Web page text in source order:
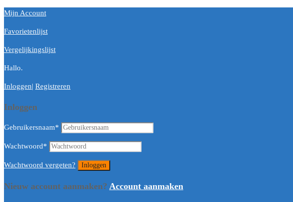
Mijn Account
Favorietenlijst
Vergelijkingslijst
Hallo.
Inloggen| Registreren
Inloggen
Gebruikersnaam*
Wachtwoord*
Wachtwoord vergeten?
Nieuw account aanmaken? Account aanmaken